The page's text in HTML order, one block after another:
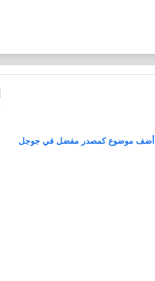
أضف موضوع كمصدر مفضل في جوجل